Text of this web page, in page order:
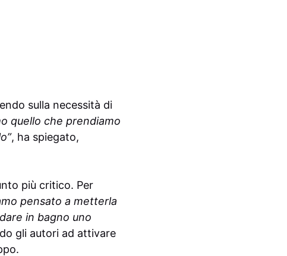
sulla necessità di
quello che prendiamo
, ha spiegato,
più critico. Per
pensato a metterla
in bagno uno
gli autori ad attivare